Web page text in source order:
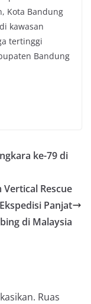
Kota Bandung
kawasan
tertinggi
Bandung
ke-79 di
Rescue
Panjat
di Malaysia
Ruas